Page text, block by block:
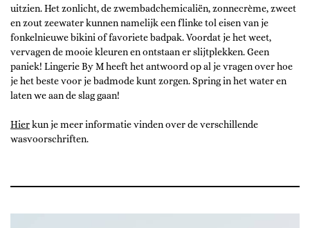
uitzien. Het zonlicht, de zwembadchemicaliën, zonnecrème, zweet
en zout zeewater kunnen namelijk een flinke tol eisen van je
fonkelnieuwe bikini of favoriete badpak. Voordat je het weet,
vervagen de mooie kleuren en ontstaan er slijtplekken. Geen
paniek! Lingerie By M heeft het antwoord op al je vragen over hoe
je het beste voor je badmode kunt zorgen. Spring in het water en
laten we aan de slag gaan!
Hierkun je meer informatie vinden over de verschillende
wasvoorschriften.